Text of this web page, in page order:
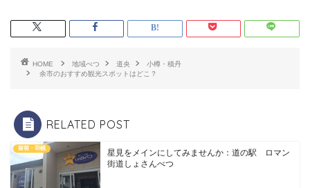
HOME 地域べつ 道央
小樽・積丹
余市のおすすめ観光スポットはどこ？
RELATED POST
留萌・羽幌
星見をメインにしてみませんか：道の駅 ロマン
街道しょさんべつ